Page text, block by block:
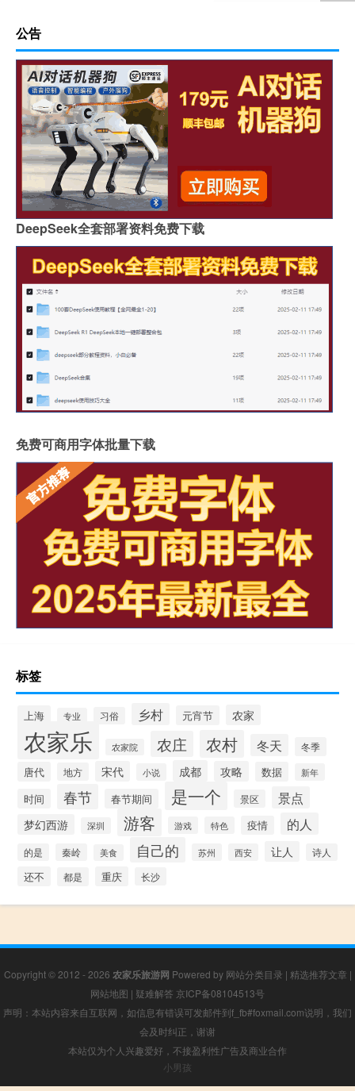
公告
DeepSeek全套部署资料免费下载
免费可商用字体批量下载
标签
上海 专业 习俗 乡村 元宵节 农家
农家乐 农家院 农庄 农村 冬天 冬季
唐代 地方 宋代 小说 成都 攻略 数据 新年
时间 春节 春节期间 是一个 景区 景点
梦幻西游 深圳 游客 游戏 特色 疫情 的人
的是 秦岭 美食 自己的 苏州 西安 让人 诗人
还不 都是 重庆 长沙
Copyright © 2012 - 2026 农家乐旅游网 Powered by 网站分类目录 | 精选推荐文章 |
网站地图 | 疑难解答 京ICP备08104513号
声明：本站内容来自互联网，如信息有错误可发邮件到f_fb#foxmail.com说明，我们
会及时纠正，谢谢
本站仅为个人兴趣爱好，不接盈利性广告及商业合作
小男孩